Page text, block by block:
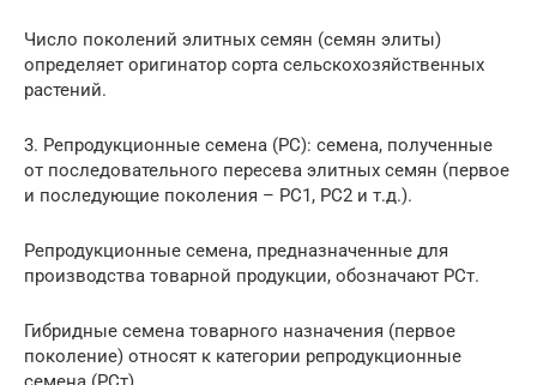
Число поколений элитных семян (семян элиты)
определяет оригинатор сорта сельскохозяйственных
растений.
3. Репродукционные семена (РС): семена, полученные
от последовательного пересева элитных семян (первое
и последующие поколения – РС1, РС2 и т.д.).
Репродукционные семена, предназначенные для
производства товарной продукции, обозначают РСт.
Гибридные семена товарного назначения (первое
поколение) относят к категории репродукционные